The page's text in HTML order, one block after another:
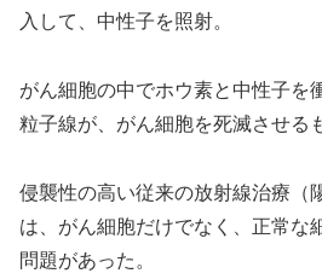
入して、中性子を照射。
がん細胞の中でホウ素と中性子を
粒子線が、がん細胞を死滅させる
侵襲性の高い従来の放射線治療（
は、がん細胞だけでなく、正常な
問題があった。